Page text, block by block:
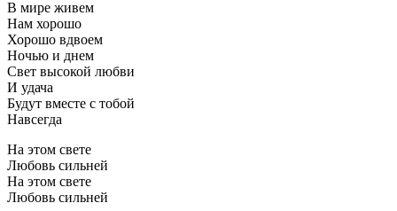
В мире живем
Нам хорошо
Хорошо вдвоем
Ночью и днем
Свет высокой любви
И удача
Будут вместе с тобой
Навсегда
На этом свете
Любовь сильней
На этом свете
Любовь сильней